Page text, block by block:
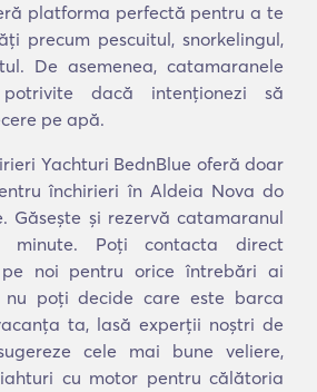
platforma perfectă pentru a te
precum pescuitul, snorkelingul,
De asemenea, catamaranele
dacă intenționezi să
pe apă.
Yachturi BednBlue oferă doar
închirieri în Aldeia Nova do
Găsește și rezervă catamaranul
Poți contacta direct
noi pentru orice întrebări ai
poți decide care este barca
ta, lasă experții noștri de
cele mai bune veliere,
cu motor pentru călătoria